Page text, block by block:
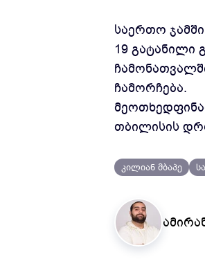
საერთო
19 გატანილი
ჩამორჩება.
თბილისის
კილიან მბაპე